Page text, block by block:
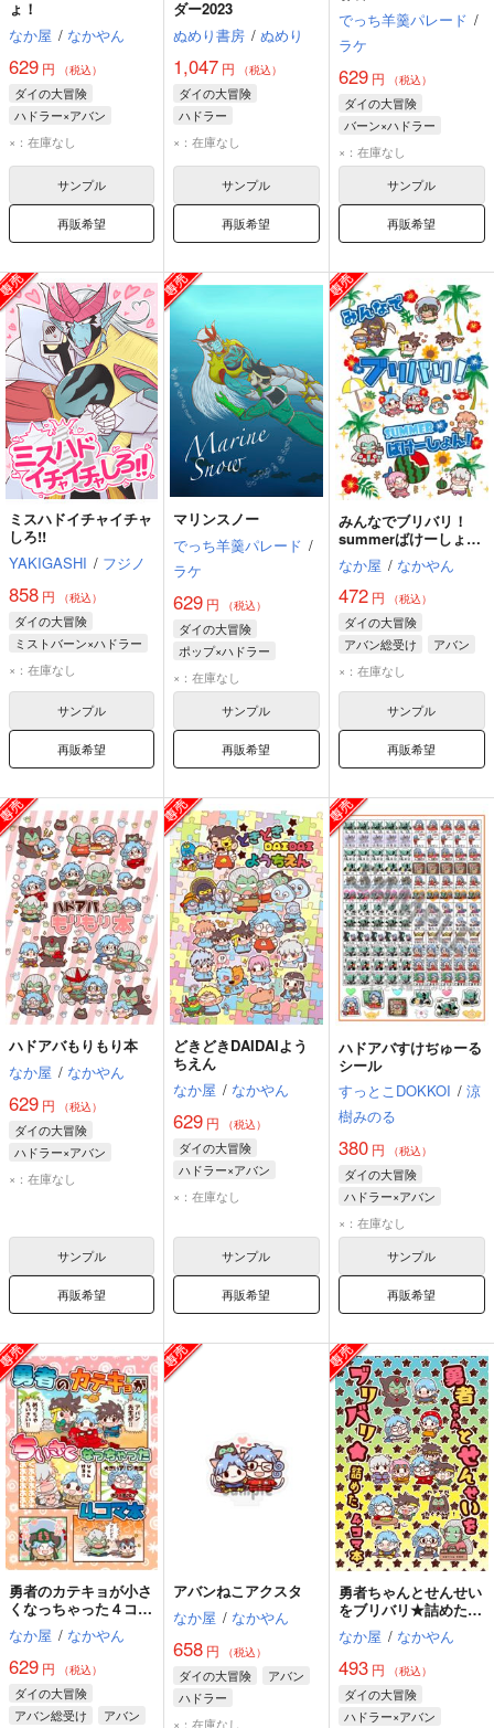
ょ！
なか屋 / なかやん
629 円 （税込）
ダイの大冒険
ハドラー×アバン
アバン
ハドラー
×：在庫なし
サンプル
再販希望
ダー2023
ぬめり書房 / ぬめり
1,047 円 （税込）
ダイの大冒険
ハドラー
クロコダイン
×：在庫なし
サンプル
再販希望
でっち羊羹パレード /
ラケ
629円 （税込）
ダイの大冒険
バーン×ハドラー
バーン
ハドラー
×：在庫なし
サンプル
再販希望
ミスハドイチャイチャ
しろ!!
YAKIGASHI / フジノ
858 円 （税込）
ダイの大冒険
ミストバーン×ハドラー
ハドラー
×：在庫なし
サンプル
再販希望
マリンスノー
でっち羊羹パレード /
ラケ
629 円 （税込）
ダイの大冒険
ポップ×ハドラー
ポップ
ハドラー
×：在庫なし
サンプル
再販希望
みんなでブリバリ！
summerばけーしょ
ん！
なか屋 / なかやん
472円 （税込）
ダイの大冒険
アバン総受け
アバン
ハドラー
×：在庫なし
サンプル
再販希望
ハドアバもりもり本
なか屋 / なかやん
629 円 （税込）
ダイの大冒険
ハドラー×アバン
アバン
ハドラー
×：在庫なし
サンプル
再販希望
どきどきDAIDAIよう
ちえん
なか屋 / なかやん
629 円 （税込）
ダイの大冒険
ハドラー×アバン
アバン
ハドラー
×：在庫なし
サンプル
再販希望
ハドアバすけぢゅーる
シール
すっとこDOKKOI / 涼
樹みのる
380円 （税込）
ダイの大冒険
ハドラー×アバン
アバン
ハドラー
×：在庫なし
サンプル
再販希望
勇者のカテキョが小さ
くなっちゃった４コマ
本
なか屋 / なかやん
629 円 （税込）
ダイの大冒険
アバン総受け
アバン
アバンねこアクスタ
なか屋 / なかやん
658 円 （税込）
ダイの大冒険
アバン
ハドラー
×：在庫なし
勇者ちゃんとせんせい
をブリバリ★詰めた４
コマ本
なか屋 / なかやん
493円 （税込）
ダイの大冒険
ハドラー×アバン